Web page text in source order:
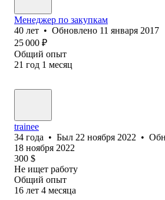
Менеджер по закупкам
40 лет • Обновлено 11 января 2017
25 000 ₽
Общий опыт
21 год 1 месяц
trainee
34 года • Был 22 ноября 2022 •
18 ноября 2022
300 $
Не ищет работу
Общий опыт
16 лет 4 месяца